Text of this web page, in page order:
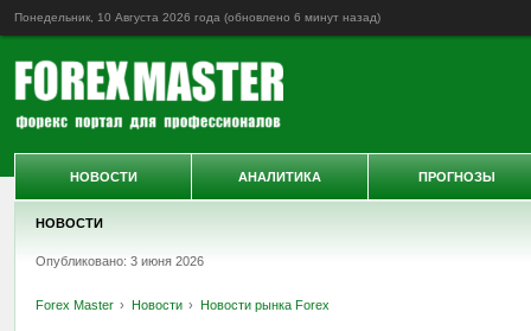
Понедельник, 10 Августа 2026 года (обновлено 6 минут назад)
НОВОСТИ
Опубликовано: 3 июня 2026
Forex Master Новости Новости рынка Forex
НОВОСТИ АНАЛИТИКА ПРОГНОЗЫ